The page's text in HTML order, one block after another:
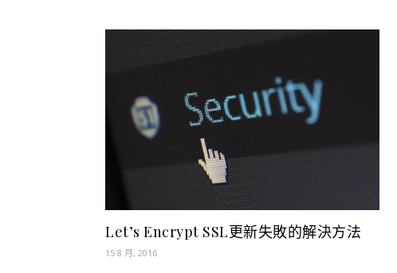
Let’s Encrypt SSL更新失敗的解決方法
15 8 月, 2016